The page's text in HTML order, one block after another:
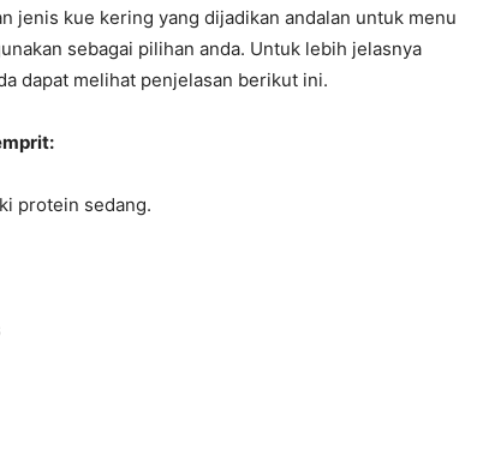
jenis kue kering yang dijadikan andalan untuk menu
sebagai pilihan anda. Untuk lebih jelasnya
dapat melihat penjelasan berikut ini.
protein sedang.